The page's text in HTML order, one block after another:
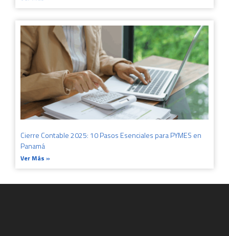
Cierre Contable 2025: 10 Pasos Esenciales para PYMES en
Panamá
Ver Más »